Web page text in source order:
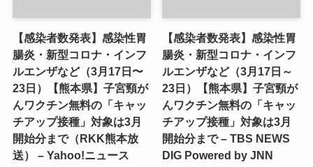
【感染者数発表】感染性胃
腸炎・新型コロナ・インフ
ルエンザなど（3月17日〜
23日）【熊本県】子宮頸が
んワクチン無料の「キャッ
チアップ接種」対象は3月
開始分まで（RKK熊本放
送） – Yahoo!ニュース
【感染者数発表】感染性胃
腸炎・新型コロナ・インフ
ルエンザなど（3月17日～
23日）【熊本県】子宮頸が
んワクチン無料の「キャッ
チアップ接種」対象は3月
開始分まで – TBS NEWS
DIG Powered by JNN